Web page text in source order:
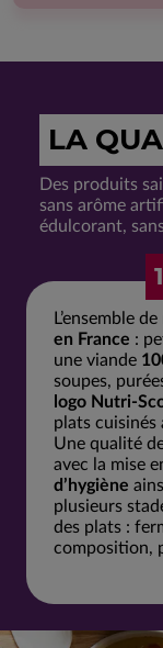
LA
Des produits
sans arôme
édulcorant,
L’ensemble
en France :
une viande
soupes,
logo Nutri-
plats cuisinés
Une qualité
avec la mise
d’hygiène
plusieurs
des plats :
composition,